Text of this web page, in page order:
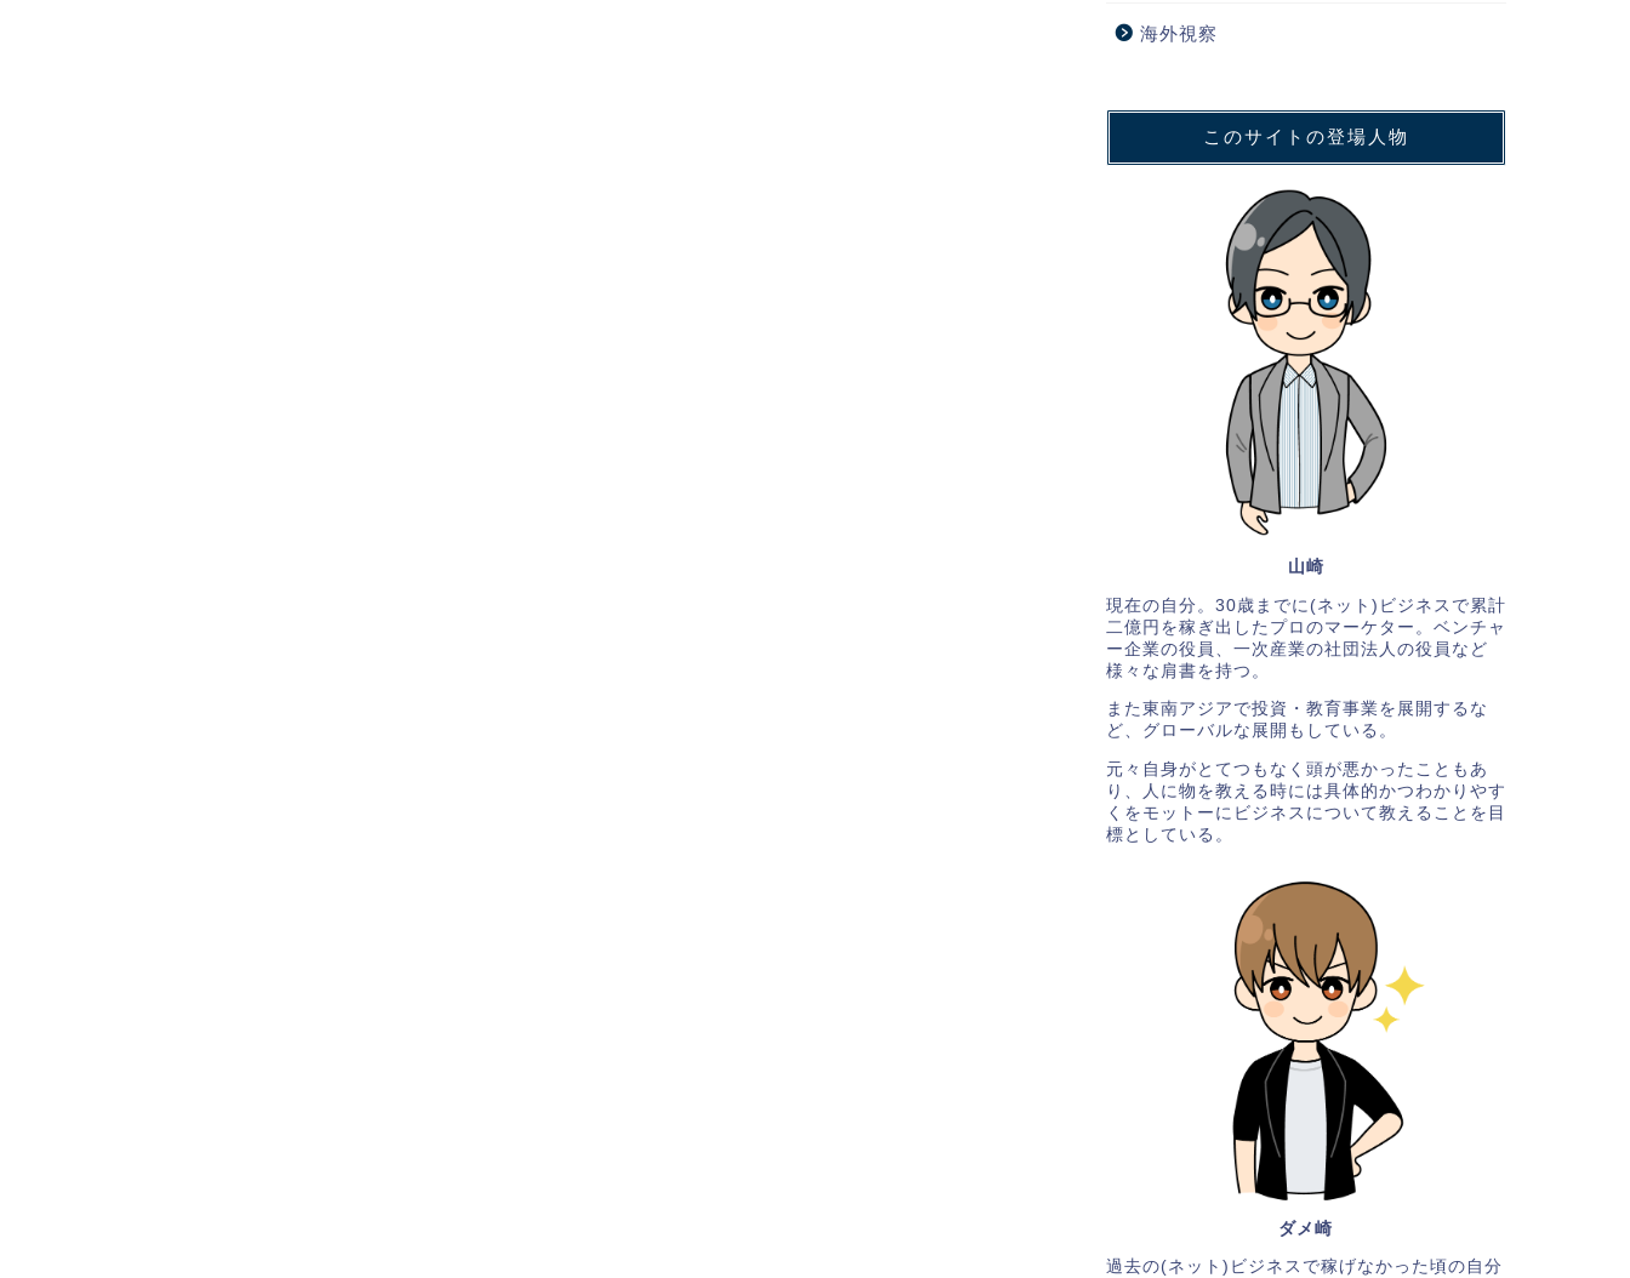
海外視察
このサイトの登場人物
山崎
現在の自分。30歳までに(ネット)ビジネスで累計
二億円を稼ぎ出したプロのマーケター。ベンチャ
ー企業の役員、一次産業の社団法人の役員など
様々な肩書を持つ。
また東南アジアで投資・教育事業を展開するな
ど、グローバルな展開もしている。
元々自身がとてつもなく頭が悪かったこともあ
り、人に物を教える時には具体的かつわかりやす
くをモットーにビジネスについて教えることを目
標としている。
ダメ崎
過去の(ネット)ビジネスで稼げなかった頃の自分